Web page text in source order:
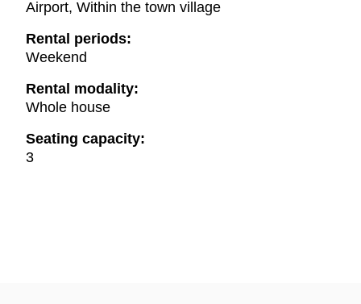
Airport, Within the town village
Rental periods:
Weekend
Rental modality:
Whole house
Seating capacity:
3